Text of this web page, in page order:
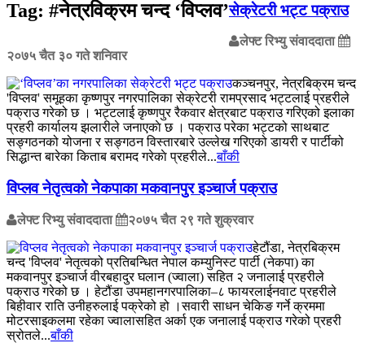
Tag: #नेत्रविक्रम चन्द ‘विप्लव’सेक्रेटरी भट्ट पक्राउ
लेफ्ट रिभ्यु संवाददाता
२०७५ चैत ३० गते शनिवार
कञ्चनपुर, नेत्रबिक्रम चन्द
'विप्लव' समूहका कृष्णपुर नगरपालिका सेक्रेटरी रामप्रसाद भट्टलाई प्रहरीले
पक्राउ गरेको छ । भट्टलाई कृष्णपुर रैकवार क्षेत्रबाट पक्राउ गरिएको इलाका
प्रहरी कार्यालय झलारीले जनाएकाे छ । पक्राउ परेका भट्टको साथबाट
सङ्गठनको योजना र सङ्गठन विस्तारबारे उल्लेख गरिएको डायरी र पार्टीको
सिद्धान्त बारेका किताब बरामद गरेकाे प्रहरीले...बाँकी
विप्लव नेतृत्वकाे नेकपाका मकवानपुर इञ्चार्ज पक्राउ
लेफ्ट रिभ्यु संवाददाता
२०७५ चैत २९ गते शुक्रवार
हेटौंडा, नेत्रबिक्रम
चन्द 'विप्लव' नेतृत्वको प्रतिबन्धित नेपाल कम्युनिस्ट पार्टी (नेकपा) का
मकवानपुर इञ्चार्ज वीरबहादुर घलान (ज्वाला) सहित २ जनालाई प्रहरीले
पक्राउ गरेको छ । हेटौंडा उपमहानगरपालिका–८ फायरलाईनवाट प्रहरीले
बिहीवार राति उनीहरुलाई पक्रेको हो ।सवारी साधन चेकिङ गर्ने क्रममा
मोटरसाइकलमा रहेका ज्वालासहित अर्का एक जनालाई पक्राउ गरेको प्रहरी
स्रोतले...बाँकी